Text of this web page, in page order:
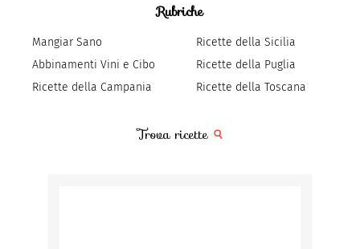
Rubriche
Mangiar Sano
Abbinamenti Vini e Cibo
Ricette della Campania
Ricette della Sicilia
Ricette della Puglia
Ricette della Toscana
Trova ricette